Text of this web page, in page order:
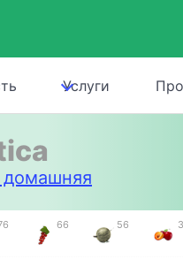
Услуги
домашняя
66 56